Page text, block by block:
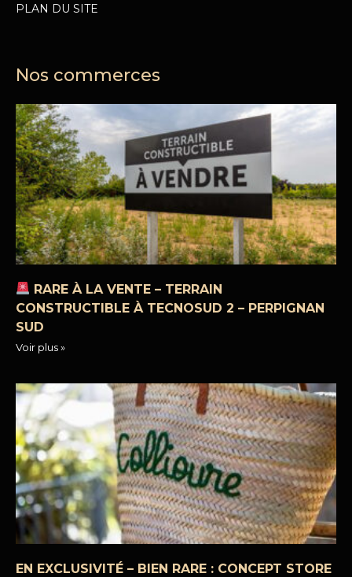
PLAN DU SITE
Nos commerces
RARE À LA VENTE – TERRAIN
CONSTRUCTIBLE À TECNOSUD 2 – PERPIGNAN
SUD
Voir plus »
EN EXCLUSIVITÉ – BIEN RARE : CONCEPT STORE